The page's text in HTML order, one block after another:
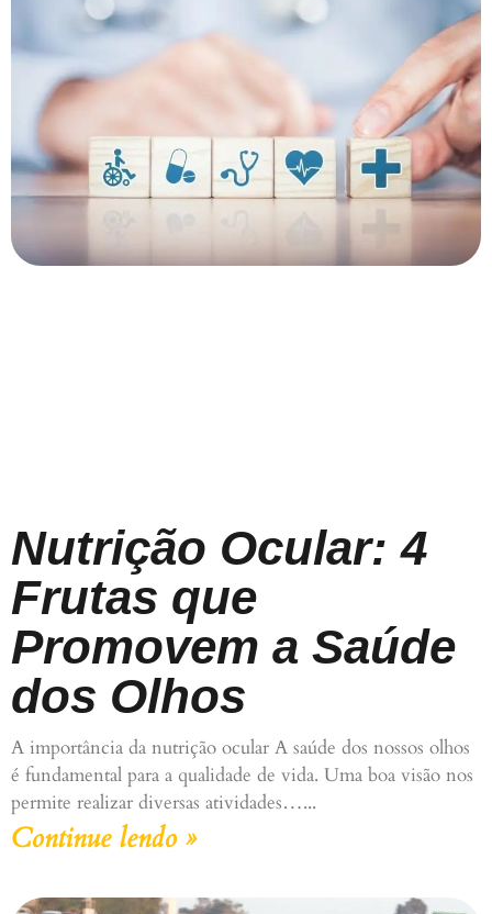
Nutrição Ocular: 4
Frutas que
Promovem a Saúde
dos Olhos
A importância da nutrição ocular A saúde dos nossos olhos
é fundamental para a qualidade de vida. Uma boa visão nos
permite realizar diversas atividades…
Continue lendo »